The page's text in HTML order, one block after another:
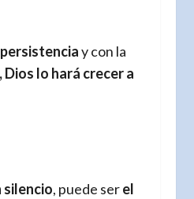
persistenciay con la
lo hará crecer a
silencio, puede serel